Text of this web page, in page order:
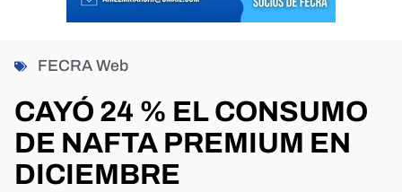
FECRA Web
CAYÓ 24 % EL CONSUMO
DE NAFTA PREMIUM EN
DICIEMBRE